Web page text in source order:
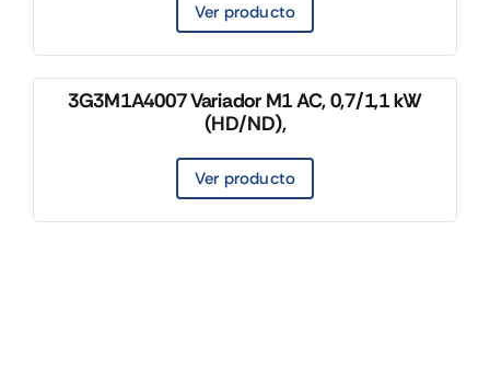
Ver producto
3G3M1A4007 Variador M1 AC, 0,7/1,1 kW
(HD/ND),
Ver producto